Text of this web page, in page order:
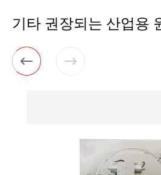
기타 권장되는 산업용
 